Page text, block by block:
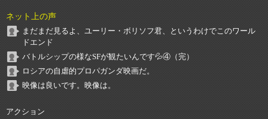
ネット上の声
まだまだ見るよ、ユーリー・ボリソフ君、というわけでこのワール
ドエンド
バトルシップの様なSFが観たいんです💦④（完）
ロシアの自虐的プロパガンダ映画だ。
映像は良いです。映像は。
アクション